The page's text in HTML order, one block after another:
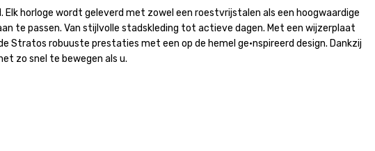
horloge wordt geleverd met zowel een roestvrijstalen als een hoogwaardige
te passen. Van stijlvolle stadskleding tot actieve dagen. Met een wijzerplaat
robuuste prestaties met een op de hemel ge•nspireerd design. Dankzij
zo snel te bewegen als u.